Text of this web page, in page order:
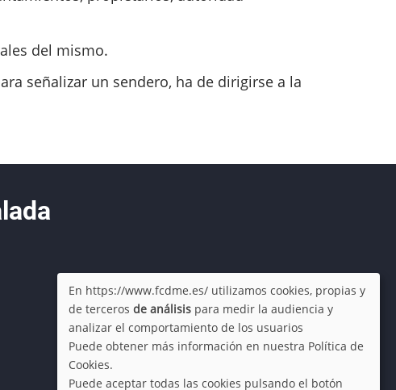
del mismo.
señalizar un sendero, ha de dirigirse a la
Use
of
En https://www.fcdme.es/ utilizamos cookies, propias y
de terceros de análisis para medir la audiencia y
analizar el comportamiento de los usuarios
Puede obtener más información en nuestra Política de
Cookies.
Puede aceptar todas las cookies pulsando el botón